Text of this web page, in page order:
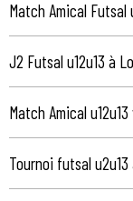
Match Amical Futsal
J2 Futsal u12u13 à
Match Amical
Tournoi futsal